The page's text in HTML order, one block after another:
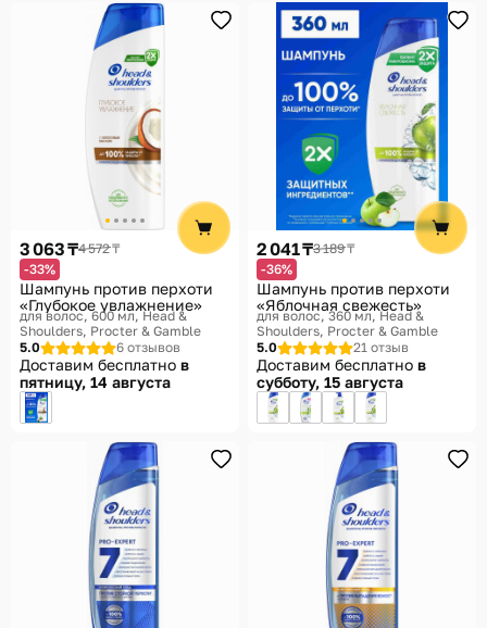
3 063 ₸4 572 ₸
-33%
Шампунь против перхоти
«Глубокое увлажнение»
для волос, 600 мл Head &
Shoulders, Procter & Gamble
5.0
6 отзывов
Доставим бесплатно в
пятницу, 14 августа
2 041 ₸3 189 ₸
-36%
Шампунь против перхоти
«Яблочная свежесть»
для волос, 360 мл Head &
Shoulders, Procter & Gamble
5.0
21 отзыв
Доставим бесплатно в
субботу, 15 августа